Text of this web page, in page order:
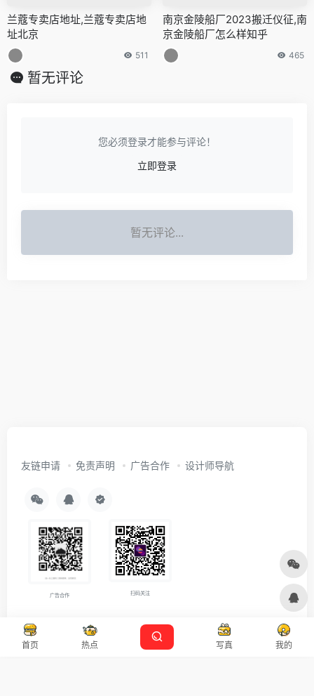
兰蔻专卖店地址,兰蔻专卖店地
址北京
511
南京金陵船厂2023搬迁仪征,南
京金陵船厂怎么样知乎
465
暂无评论
您必须登录才能参与评论！
立即登录
暂无评论...
首页 热点 写真 我的
友链申请 免责声明 广告合作 设计师导航
广告合作 扫码关注
Copyright © 2026沪ICP备2021007899号-5 Designed by 设计资源